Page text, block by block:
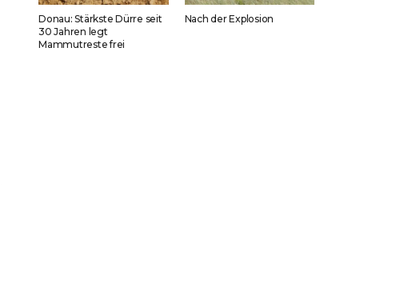
Donau: Stärkste Dürre seit
30 Jahren legt
Mammutreste frei
Nach der Explosion